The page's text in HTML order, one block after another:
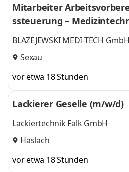
Mitarbeiter
ssteuerung –
BLAZEJEWSKI MEDI-TECH GmbH
Sexau
vor etwa 18 Stunden
Lackierer Geselle (m/w/d)
Lackiertechnik Falk GmbH
Haslach
vor etwa 18 Stunden